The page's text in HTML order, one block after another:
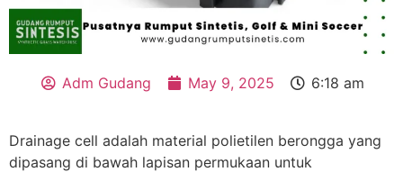
Adm Gudang May 9, 2025 6:18 am
Drainage cell adalah material polietilen berongga yang
dipasang di bawah lapisan permukaan untuk